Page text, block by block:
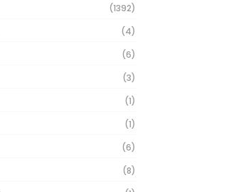
(1392)
(4)
(6)
(3)
(1)
(1)
(6)
(8)